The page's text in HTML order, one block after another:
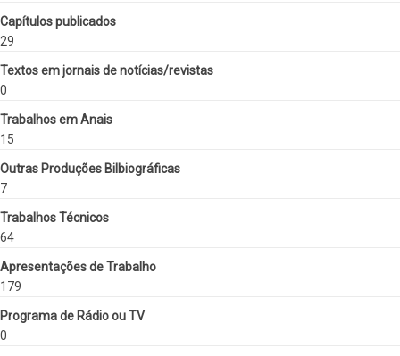
Capítulos publicados
29
Textos em jornais de notícias/revistas
0
Trabalhos em Anais
15
Outras Produções Bilbiográficas
7
Trabalhos Técnicos
64
Apresentações de Trabalho
179
Programa de Rádio ou TV
0